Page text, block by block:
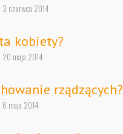
czerwca 2014
kobiety?
maja 2014
rządzących?
maja 2014